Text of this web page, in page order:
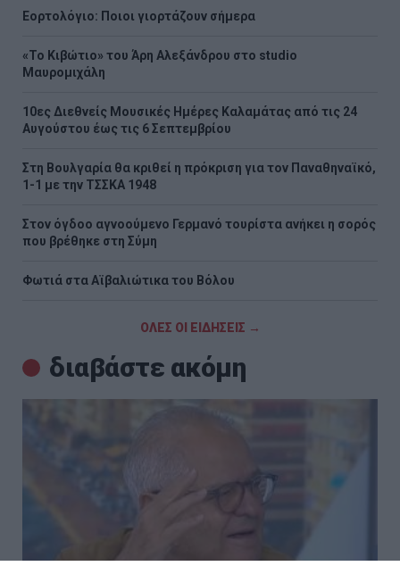
Εορτολόγιο: Ποιοι γιορτάζουν σήμερα
«Το Κιβώτιο» του Άρη Αλεξάνδρου στο studio
Μαυρομιχάλη
10ες Διεθνείς Μουσικές Ημέρες Καλαμάτας από τις 24
Αυγούστου έως τις 6 Σεπτεμβρίου
Στη Βουλγαρία θα κριθεί η πρόκριση για τον Παναθηναϊκό,
1-1 με την ΤΣΣΚΑ 1948
Στον όγδοο αγνοούμενο Γερμανό τουρίστα ανήκει η σορός
που βρέθηκε στη Σύμη
Φωτιά στα Αϊβαλιώτικα του Βόλου
ΟΛΕΣ ΟΙ ΕΙΔΗΣΕΙΣ →
διαβάστε ακόμη